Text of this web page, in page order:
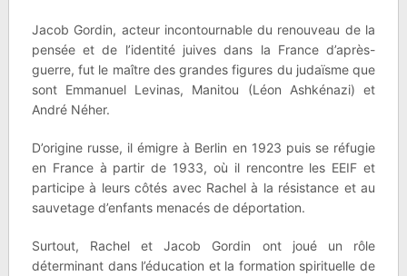
Jacob Gordin, acteur incontournable du renouveau de la
pensée et de l’identité juives dans la France d’après-
guerre, fut le maître des grandes figures du judaïsme que
sont Emmanuel Levinas, Manitou (Léon Ashkénazi) et
André Néher.
D’origine russe, il émigre à Berlin en 1923 puis se réfugie
en France à partir de 1933, où il rencontre les EEIF et
participe à leurs côtés avec Rachel à la résistance et au
sauvetage d’enfants menacés de déportation.
Surtout, Rachel et Jacob Gordin ont joué un rôle
déterminant dans l’éducation et la formation spirituelle de